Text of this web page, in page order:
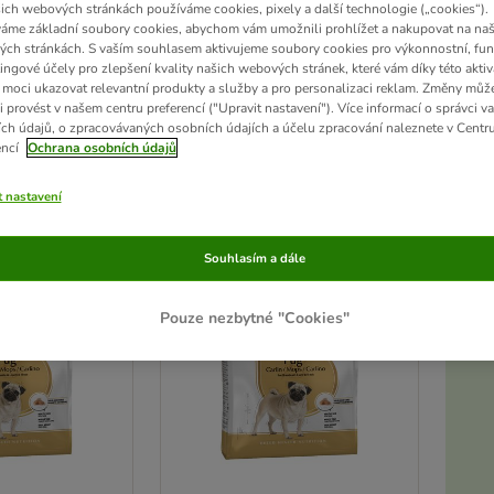
sportovní, ale přesto je plný chuti do života a do akce. Je přizpůsobivý a v
čtyřnohými přáteli. Vzhledem k tomu, že mops má sklony k nadváze a citlivé
záhyby. Kvůli brachycefalii je pro něj obtížnější sbírat potravu, proto jsou
been changed
webových stránkách používáme cookies, pixely a další technologie („cookies“).
základní soubory cookies, abychom vám umožnili prohlížet a nakupovat na
stránkách. S vaším souhlasem aktivujeme soubory cookies pro výkonnostní,
účely pro zlepšení kvality našich webových stránek, které vám díky této
ukazovat relevantní produkty a služby a pro personalizaci reklam. Změny
provést v našem centru preferencí ("Upravit nastavení"). Více informací o správci
údajů, o zpracovávaných osobních údajích a účelu zpracování naleznete v
Ochrana osobních údajů
nastavení
Pouze nezbytné "Cookies"
Souhlasím a dále